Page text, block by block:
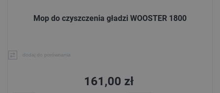
Mop do czyszczenia gładzi WOOSTER 1800
dodaj do porównania
161,00 zł